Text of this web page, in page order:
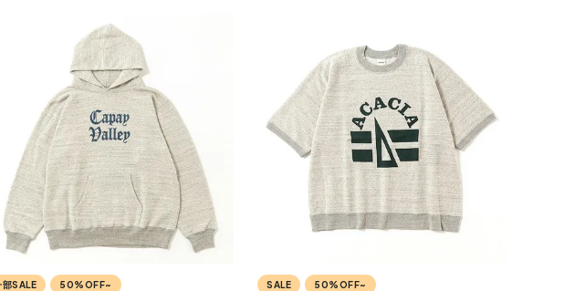
部SALE 50%OFF~ SALE 50%OFF~